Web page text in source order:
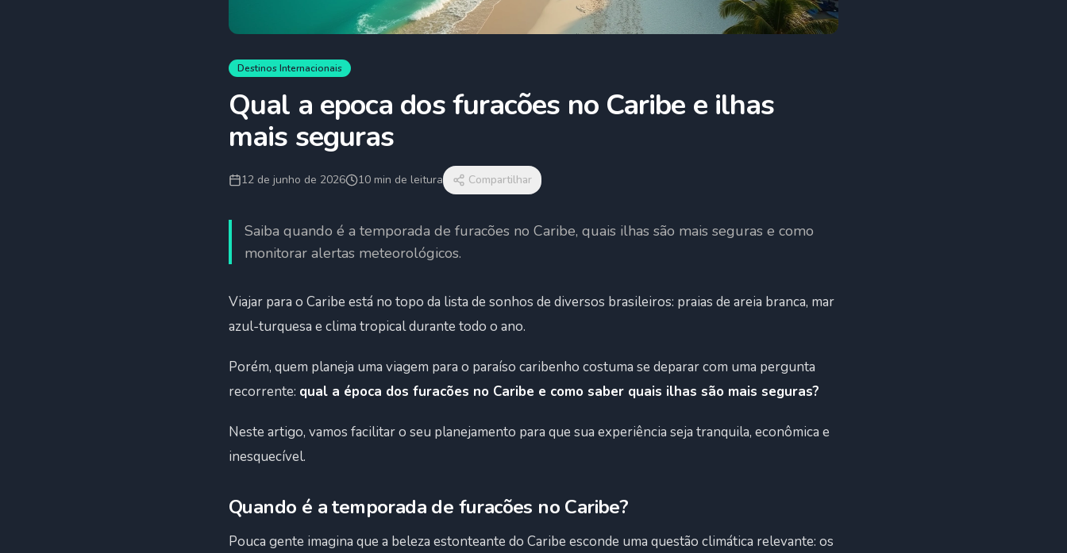
Destinos Internacionais
Qual a epoca dos furacões no Caribe e ilhas
mais seguras
12 de junho de 2026 10 min de leitura Compartilhar
Saiba quando é a temporada de furacões no Caribe, quais ilhas são mais seguras e como
monitorar alertas meteorológicos.
Viajar para o Caribe está no topo da lista de sonhos de diversos brasileiros: praias de areia branca, mar
azul-turquesa e clima tropical durante todo o ano.
Porém, quem planeja uma viagem para o paraíso caribenho costuma se deparar com uma pergunta
recorrente: qual a época dos furacões no Caribe e como saber quais ilhas são mais seguras?
Neste artigo, vamos facilitar o seu planejamento para que sua experiência seja tranquila, econômica e
inesquecível.
Quando é a temporada de furacões no Caribe?
Pouca gente imagina que a beleza estonteante do Caribe esconde uma questão climática relevante: os